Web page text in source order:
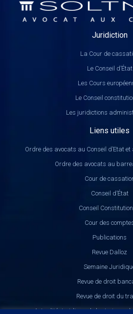
Juridiction
La Cour de
Le Conseil d’État
Les Cours
Le Conseil
Les juridictions
Liens utiles
Ordre des avocats au Conseil d’Etat
Ordre des avocats au
Cour de
Conseil d’État
Conseil
Cour des
Publications
Revue Dalloz
Semaine
Revue de droit
Revue de droit du
Actualité Juridique de la